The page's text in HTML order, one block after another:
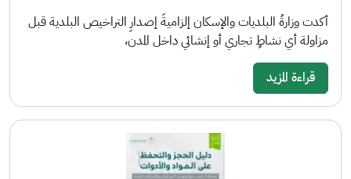
أكدت وزارةُ البلديات والإسكان إلزاميةَ إصدارِ التراخيص البلدية قبل
مزاولة أي نشاطٍ تجاري أو إنشائي داخل المدن،
قراءة المزيد